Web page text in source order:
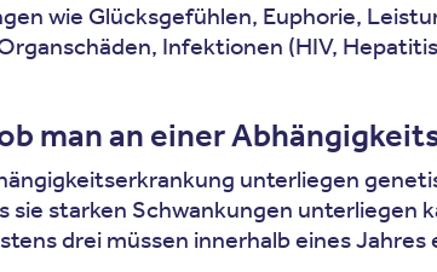
wie Glücksgefühlen, Euphorie,
Infektionen (HIV,
man an einer
unterliegen
sie starken Schwankungen
drei müssen innerhalb eines